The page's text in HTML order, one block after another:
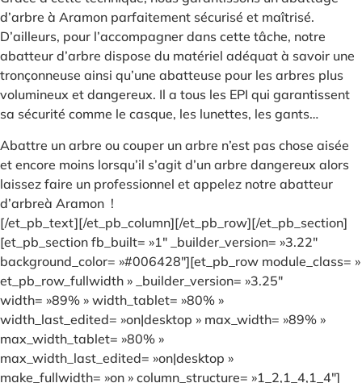
d’arbre à Aramon parfaitement sécurisé et maîtrisé.
D’ailleurs, pour l’accompagner dans cette tâche, notre
abatteur d’arbre dispose du matériel adéquat à savoir une
tronçonneuse ainsi qu’une abatteuse pour les arbres plus
volumineux et dangereux. Il a tous les EPI qui garantissent
sa sécurité comme le casque, les lunettes, les gants…
Abattre un arbre ou couper un arbre n’est pas chose aisée
et encore moins lorsqu’il s’agit d’un arbre dangereux alors
laissez faire un professionnel et appelez notre abatteur
d’arbreà Aramon !
[/et_pb_text][/et_pb_column][/et_pb_row][/et_pb_section]
[et_pb_section fb_built= »1″ _builder_version= »3.22″
background_color= »#006428″][et_pb_row module_class= »
et_pb_row_fullwidth » _builder_version= »3.25″
width= »89% » width_tablet= »80% »
width_last_edited= »on|desktop » max_width= »89% »
max_width_tablet= »80% »
max_width_last_edited= »on|desktop »
make_fullwidth= »on » column_structure= »1_2,1_4,1_4″]